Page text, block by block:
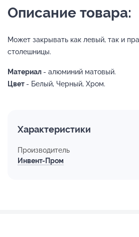
Описание товара:
Может закрывать как левый, так и
столешницы.
Материал - алюминий матовый.
Цвет - Белый, Черный, Хром.
Характеристики
Производитель
Инвент-Пром